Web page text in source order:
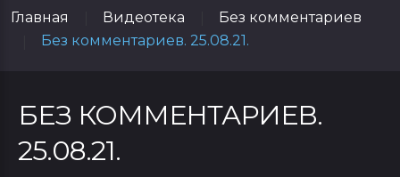
Главная Видеотека
Без комментариев
Без комментариев. 25.08.21.
БЕЗ КОММЕНТАРИЕВ.
25.08.21.